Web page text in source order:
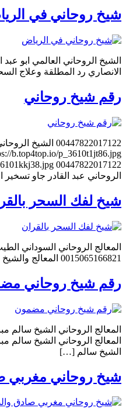
شيخ روحاني في
الانصاري رد المطلقة وعلاج السحر السفلي والعلوي 00447451221963 ابو عبد الله الانصاري الشيخ الروحاني جلب الحبيب
رقم شيخ روحاني
b.top4top.io/p_3610t1jt86.jpg
الروحاني عبد القادر جاو تسخير القلوب
شيخ لفك السحر
0015065166821 المعالج والشيخ الروحاني السوداني الطيب ود النور جعل الزوج مطيعًا أو متعلقًا بزوجته 0015065166821 المعالج الروحاني السوداني الطيب ود النور إثارة المحبة والهيام […]
رقم شيخ روحاني
الشيخ سالم […]
شيخ روحاني مغربي